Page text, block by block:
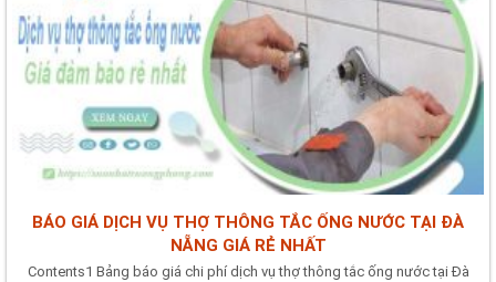
BÁO GIÁ DỊCH VỤ THỢ THÔNG TẮC ỐNG NƯỚC TẠI ĐÀ
NẴNG GIÁ RẺ NHẤT
Contents1 Bảng báo giá chi phí dịch vụ thợ thông tắc ống nước tại Đà